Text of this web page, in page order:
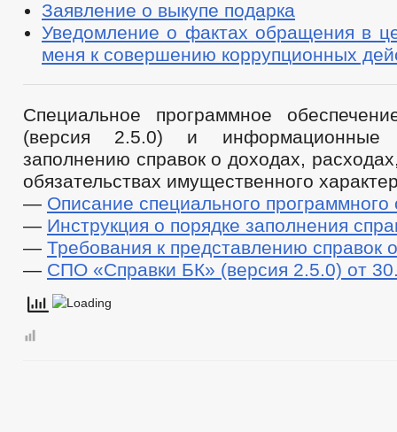
Заявление о выкупе подарка
Уведомление о фактах обращения в
меня к совершению коррупционных
Специальное программное
(версия 2.5.0) и информационные
заполнению справок о доходах,
обязательствах имущественного
— Описание специального программного
— Инструкция о порядке заполнения
— Требования к представлению справок
— СПО «Справки БК» (версия 2.5.0) от